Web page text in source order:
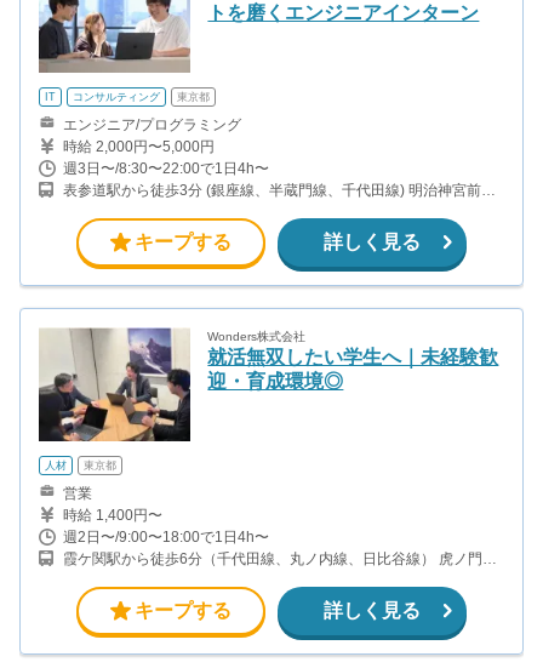
トを磨くエンジニアインターン
IT コンサルティング 東京都
エンジニア/プログラミング
時給 2,000円〜5,000円
週3日〜/8:30〜22:00で1日4h〜
表参道駅から徒歩3分 (銀座線、半蔵門線、千代田線) 明治神宮前駅
キープする 詳しく見る
Wonders株式会社
就活無双したい学生へ｜未経験歓
迎・育成環境◎
人材 東京都
営業
時給 1,400円〜
週2日〜/9:00〜18:00で1日4h〜
霞ケ関駅から徒歩6分（千代田線、丸ノ内線、日比谷線） 虎ノ門駅
（日比谷線）
キープする 詳しく見る